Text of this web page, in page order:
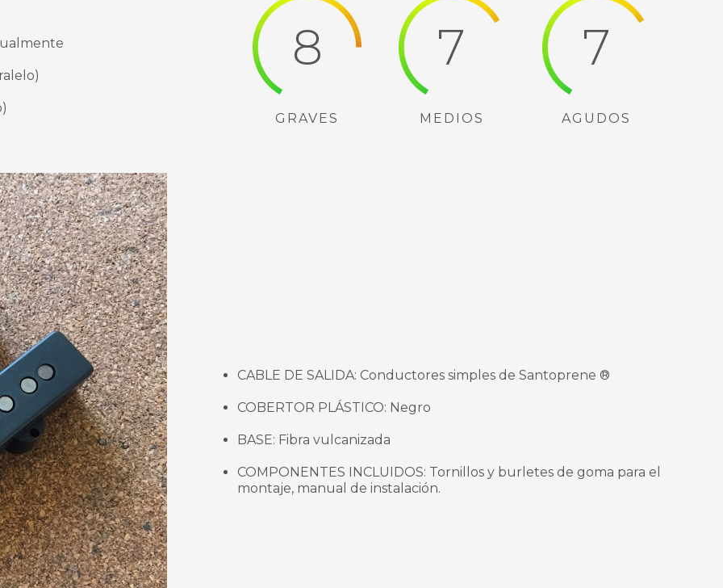
8
GRAVES
7
MEDIOS
7
AGUDOS
CABLE DE SALIDA: Conductores simples de Santoprene ®
COBERTOR PLÁSTICO: Negro
BASE: Fibra vulcanizada
COMPONENTES INCLUIDOS: Tornillos y burletes de goma para el
montaje, manual de instalación.